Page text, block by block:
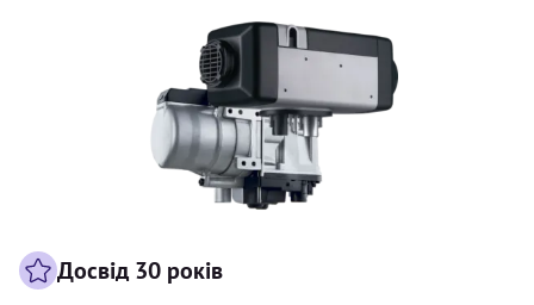
Досвід 30 років